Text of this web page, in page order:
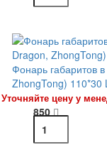
Фонарь габаритов
ZhongTong) 110*30
Уточняйте цену у
850